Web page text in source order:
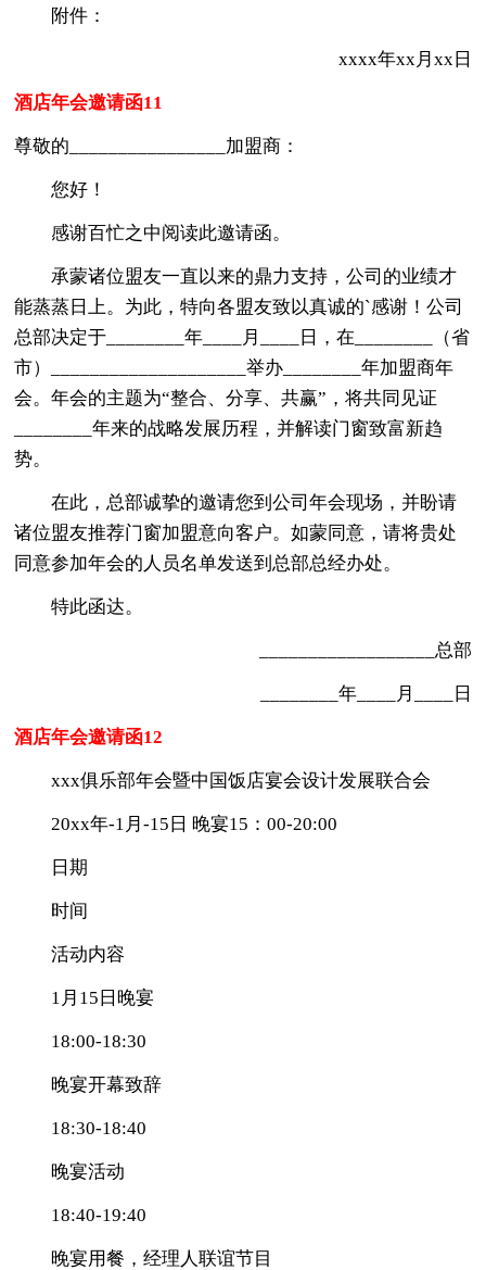
附件：
xxxx年xx月xx日
酒店年会邀请函11
尊敬的________________加盟商：
您好！
感谢百忙之中阅读此邀请函。
承蒙诸位盟友一直以来的鼎力支持，公司的业绩才
能蒸蒸日上。为此，特向各盟友致以真诚的`感谢！公司
总部决定于________年____月____日，在________（省
市）____________________举办________年加盟商年
会。年会的主题为“整合、分享、共赢”，将共同见证
________年来的战略发展历程，并解读门窗致富新趋
势。
在此，总部诚挚的邀请您到公司年会现场，并盼请
诸位盟友推荐门窗加盟意向客户。如蒙同意，请将贵处
同意参加年会的人员名单发送到总部总经办处。
特此函达。
__________________总部
________年____月____日
酒店年会邀请函12
xxx俱乐部年会暨中国饭店宴会设计发展联合会
20xx年-1月-15日 晚宴15：00-20:00
日期
时间
活动内容
1月15日晚宴
18:00-18:30
晚宴开幕致辞
18:30-18:40
晚宴活动
18:40-19:40
晚宴用餐，经理人联谊节目